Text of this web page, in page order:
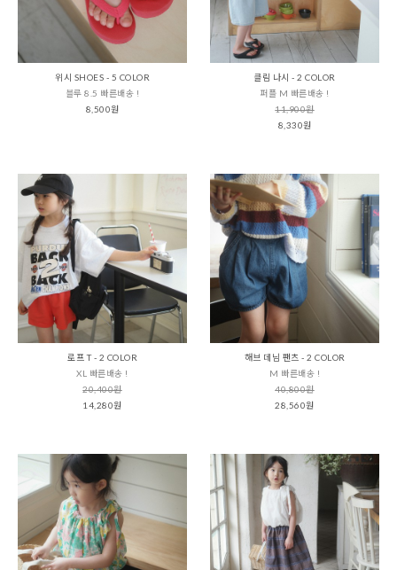
위시 SHOES - 5 COLOR
블루 8.5 빠른배송 !
8,500원
클림 나시 - 2 COLOR
퍼플 M 빠른배송 !
11,900원
8,330원
로프 T - 2 COLOR
XL 빠른배송 !
20,400원
14,280원
해브 데님 팬츠 - 2 COLOR
M 빠른배송 !
40,800원
28,560원